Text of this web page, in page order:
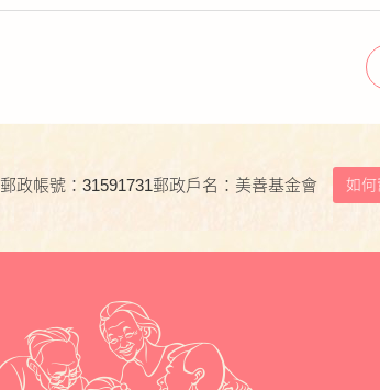
郵政帳號：31591731郵政戶名：美善基金會 如何